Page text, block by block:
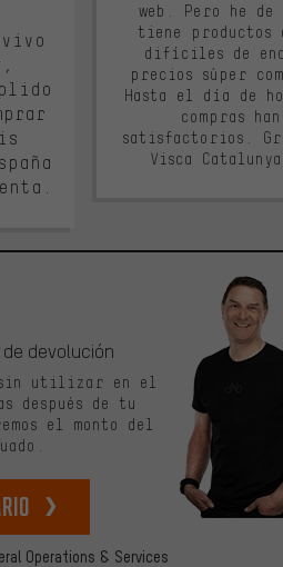
web. Pero he
tiene productos
difíciles de
precios súper
Hasta el día de
compras
satisfactorios.
Visca
Operations & Services
devolución
sin utilizar en el
después de tu
el monto del